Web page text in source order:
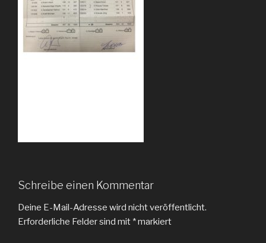
Schreibe einen Kommentar
Deine E-Mail-Adresse wird nicht veröffentlicht.
Erforderliche Felder sind mit *markiert